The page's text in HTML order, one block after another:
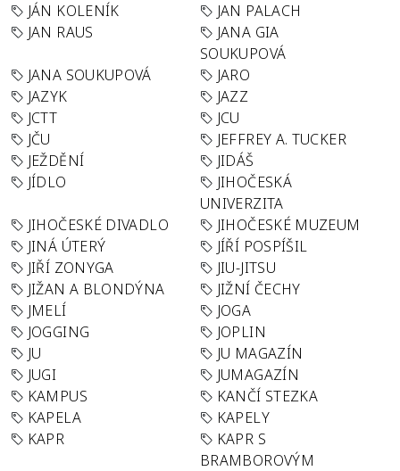
JÁN KOLENÍK
JAN PALACH
JAN RAUS
JANA GIA
SOUKUPOVÁ
JANA SOUKUPOVÁ
JARO
JAZYK
JAZZ
JCTT
JCU
JČU
JEFFREY A. TUCKER
JEŽDĚNÍ
JIDÁŠ
JÍDLO
JIHOČESKÁ
UNIVERZITA
JIHOČESKÉ DIVADLO
JIHOČESKÉ MUZEUM
JINÁ ÚTERÝ
JÍŘÍ POSPÍŠIL
JIŘÍ ZONYGA
JIU-JITSU
JIŽAN A BLONDÝNA
JIŽNÍ ČECHY
JMELÍ
JOGA
JOGGING
JOPLIN
JU
JU MAGAZÍN
JUGI
JUMAGAZÍN
KAMPUS
KANČÍ STEZKA
KAPELA
KAPELY
KAPR
KAPR S
BRAMBOROVÝM